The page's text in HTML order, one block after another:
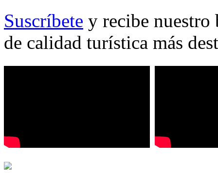
Suscríbete y recibe nuestro
de calidad turística más